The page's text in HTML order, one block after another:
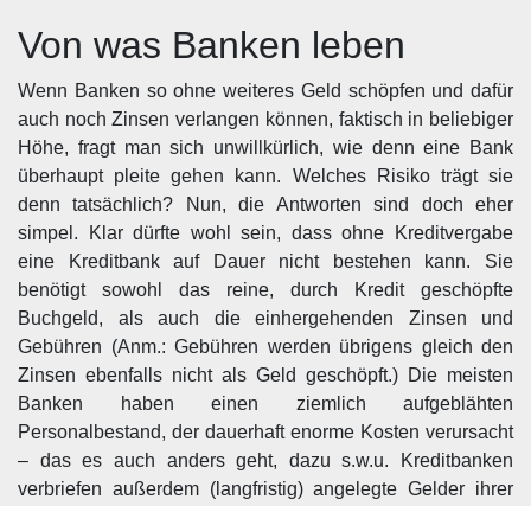
Von was Banken leben
Wenn Banken so ohne weiteres Geld schöpfen und dafür
auch noch Zinsen verlangen können, faktisch in beliebiger
Höhe, fragt man sich unwillkürlich, wie denn eine Bank
überhaupt pleite gehen kann. Welches Risiko trägt sie
denn tatsächlich? Nun, die Antworten sind doch eher
simpel. Klar dürfte wohl sein, dass ohne Kreditvergabe
eine Kreditbank auf Dauer nicht bestehen kann. Sie
benötigt sowohl das reine, durch Kredit geschöpfte
Buchgeld, als auch die einhergehenden Zinsen und
Gebühren (Anm.: Gebühren werden übrigens gleich den
Zinsen ebenfalls nicht als Geld geschöpft.) Die meisten
Banken haben einen ziemlich aufgeblähten
Personalbestand, der dauerhaft enorme Kosten verursacht
– das es auch anders geht, dazu s.w.u. Kreditbanken
verbriefen außerdem (langfristig) angelegte Gelder ihrer